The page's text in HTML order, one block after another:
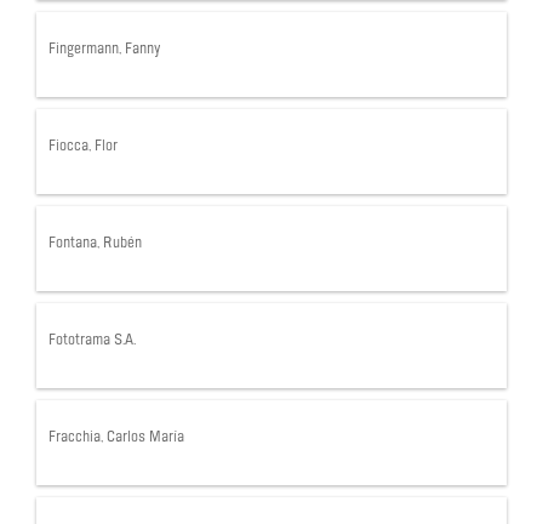
Fingermann, Fanny
Fiocca, Flor
Fontana, Rubén
Fototrama S.A.
Fracchia, Carlos María